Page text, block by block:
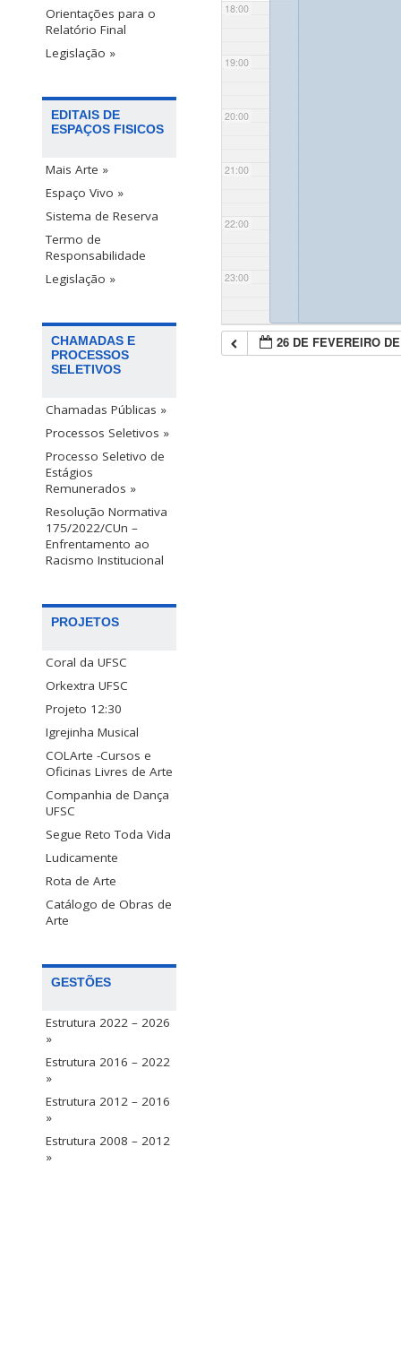
Orientações para o
Relatório Final
Legislação »
EDITAIS DE
ESPAÇOS FISICOS
Mais Arte »
Espaço Vivo »
Sistema de Reserva
Termo de
Responsabilidade
Legislação »
CHAMADAS E
PROCESSOS
SELETIVOS
Chamadas Públicas »
Processos Seletivos »
Processo Seletivo de
Estágios
Remunerados »
Resolução Normativa
175/2022/CUn –
Enfrentamento ao
Racismo Institucional
PROJETOS
Coral da UFSC
Orkextra UFSC
Projeto 12:30
Igrejinha Musical
COLArte -Cursos e
Oficinas Livres de Arte
Companhia de Dança
UFSC
Segue Reto Toda Vida
Ludicamente
Rota de Arte
Catálogo de Obras de
Arte
GESTÕES
Estrutura 2022 – 2026
»
Estrutura 2016 – 2022
»
Estrutura 2012 – 2016
»
Estrutura 2008 – 2012
»
18:00
19:00
20:00
21:00
22:00
23:00
26 DE FEVEREIRO